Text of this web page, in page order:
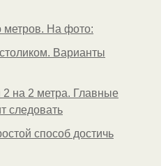
метров. На фото:
Варианты
2 на 2 метра. Главные
следовать
способ достичь